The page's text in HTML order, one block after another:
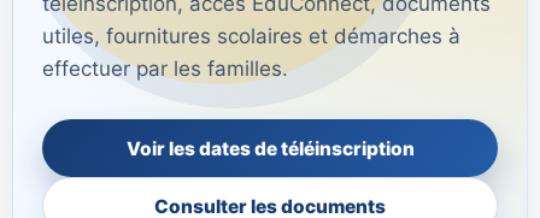
utiles, fournitures scolaires et démarches à
effectuer par les familles.
Voir les dates de téléinscription
Consulter les documents